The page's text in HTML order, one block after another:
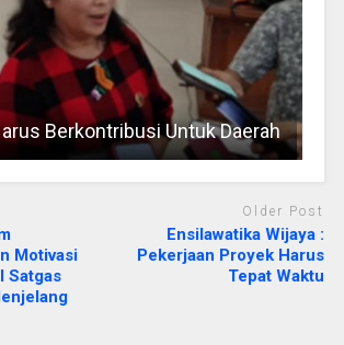
Berkontribusi Untuk Daerah
Motivasi
Satgas
Older Post
Ensilawatika Wijaya :
Pekerjaan Proyek Harus
Tepat Waktu